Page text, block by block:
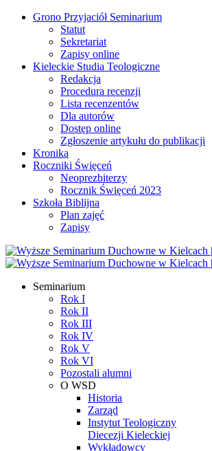
Przejdź
zawartości
Grono Przyjaciół Seminarium
Statut
Sekretariat
Zapisy online
Kieleckie Studia Teologiczne
Redakcja
Procedura recenzji
Lista recenzentów
Dla autorów
Dostęp online
Zgłoszenie artykułu do publikacji
Kronika
Roczniki Święceń
Neoprezbiterzy
Rocznik Święceń 2023
Szkoła Biblijna
Plan zajęć
Zapisy
Facebook
YouTube
YouTube
Seminarium
Rok I
Rok II
Rok III
Rok IV
Rok V
Rok VI
Pozostali alumni
O WSD
Historia
Zarząd
Instytut Teologiczny
Diecezji Kieleckiej
Wykładowcy